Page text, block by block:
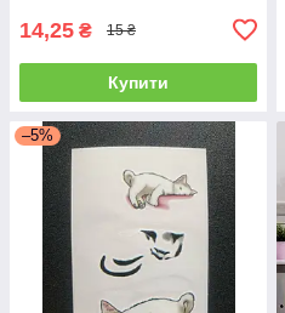
14,25 ₴ 15 ₴
Купити
–5%